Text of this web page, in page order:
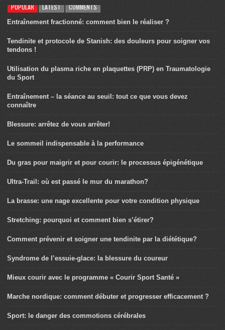
POPULAR LATEST COMMENTS
Entraînement fractionné: comment bien le réaliser ?
Tendinite et protocole de Stanish: des douleurs pour soigner vos
tendons !
Utilisation du plasma riche en plaquettes (PRP) en Traumatologie
du Sport
Entraînement – la séance au seuil: tout ce que vous devez
connaître
Blessure: arrêtez de vous arrêter!
Le sommeil indispensable à la performance
Du gras pour maigrir et pour courir: le processus épigénétique
Ultra-Trail: où est passé le mur du marathon?
La brasse: une nage excellente pour votre condition physique
Stretching: pourquoi et comment bien s’étirer?
Comment prévenir et soigner une tendinite par la diététique?
Syndrome de l’essuie-glace: la blessure du coureur
Mieux courir avec le programme « Courir Sport Santé »
Marche nordique: comment débuter et progresser efficacement ?
Sport: le danger des commotions cérébrales